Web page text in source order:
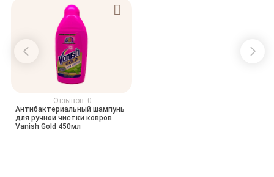
Отзывов: 0
Антибактериальный шампунь
для ручной чистки ковров
Vanish Gold 450мл